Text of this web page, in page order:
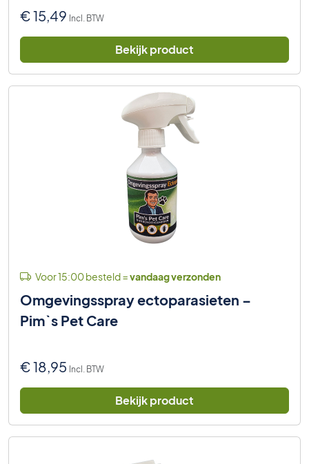
€15,49 Incl. BTW
Bekijk product
Voor 15:00 besteld =vandaag verzonden
Omgevingsspray ectoparasieten –
Pim`s Pet Care
€18,95 Incl. BTW
Bekijk product